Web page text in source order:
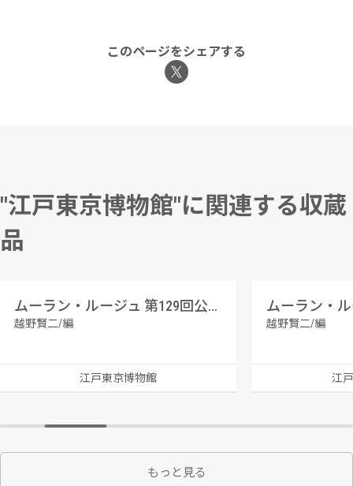
このページをシェアする
"江戸東京博物館"に関連する収蔵
品
ムーラン・ルージュ 第129回公演番組
越野賢二/編
江戸東京博物館
越野賢二/編
江
もっと見る